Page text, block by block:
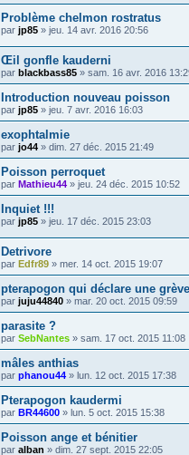
Problème chelmon rostratus
par jp85 » jeu. 14 avr. 2016 20:56
Œil gonfle kauderni
par blackbass85 » sam. 16 avr. 2016
Introduction nouveau poisson
par jp85 » jeu. 7 avr. 2016 16:03
exophtalmie
par jo44 » dim. 27 déc. 2015 21:49
Poisson perroquet
par Mathieu44 » jeu. 24 déc. 2015 10:52
Inquiet !!!
par jp85 » jeu. 17 déc. 2015 23:03
Detrivore
par Edfr89 » mer. 14 oct. 2015 19:07
pterapogon qui déclare une
par juju44840 » mar. 20 oct. 2015 09:59
parasite ?
par SebNantes » sam. 17 oct. 2015 11:08
mâles anthias
par phanou44 » lun. 12 oct. 2015 17:38
Pterapogon kaudermi
par BR44600 » lun. 5 oct. 2015 15:38
Poisson ange et bénitier
par alban » dim. 27 sept. 2015 22:05